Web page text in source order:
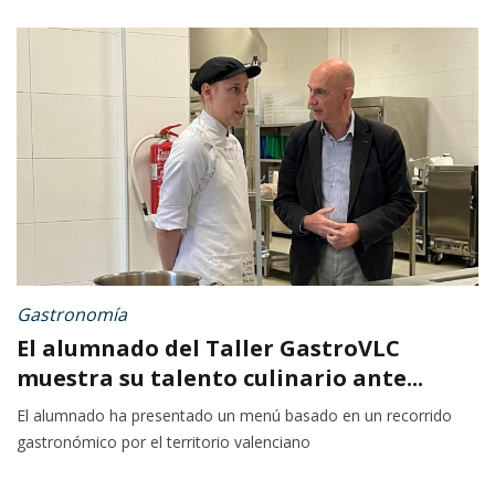
Gastronomía
El alumnado del Taller GastroVLC
muestra su talento culinario ante...
El alumnado ha presentado un menú basado en un recorrido
gastronómico por el territorio valenciano